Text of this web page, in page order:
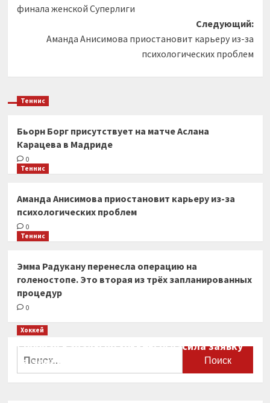
финала женской Суперлиги
Следующий:
Аманда Анисимова приостановит карьеру из-за
психологических проблем
Теннис
Бьорн Борг присутствует на матче Аслана
Карацева в Мадриде
0
Теннис
Аманда Анисимова приостановит карьеру из-за
психологических проблем
0
Теннис
Эмма Радукану перенесла операцию на
голеностопе. Это вторая из трёх запланированных
процедур
0
Хоккей
Сборная Канады по хоккею огласила заявку
на чемпионат мира